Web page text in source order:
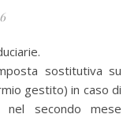
sostitutiva su
gestito) in caso di
secondo mese